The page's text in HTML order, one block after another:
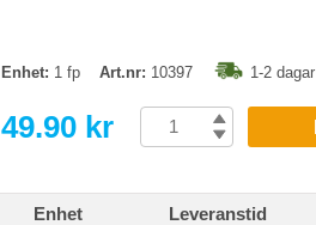
Enhet: 1 fp Art.nr: 10397 1-2 dagar
49.90 kr
Enhet Leveranstid